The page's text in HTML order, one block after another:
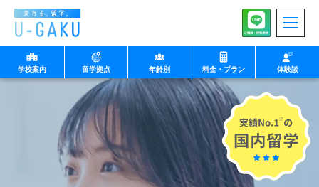
学校案内
U-GAKUの想い 特徴 プログラム
留学拠点
フィリピン セブ マルタ 沖縄 北谷
年齢別
◉小中学生向け ◉中高生向け
料金・プラン 体験談
保護者様向け
学校・企業・団体様向